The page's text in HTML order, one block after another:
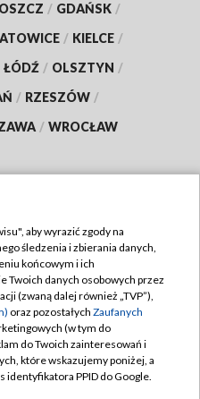
/ GDAŃSK /
/ KIELCE /
ŁÓDŹ / OLSZTYN /
/ RZESZÓW /
/ WROCŁAW
TVP
zgody
aby wyrazić zgody na
śledzenia i zbierania danych,
końcowym i ich
Twoich danych osobowych przez
(zwaną dalej również „TVP”),
oraz pozostałych Zaufanych
(w tym do
do Twoich zainteresowań i
które wskazujemy poniżej, a
identyfikatora PPID do Google.